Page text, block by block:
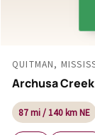
QUITMAN,
Archusa
87 mi / 140 km NE